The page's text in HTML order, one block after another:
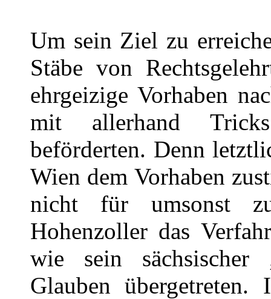
Um sein Ziel zu
Stäbe von
ehrgeizige Vorhaben
mit allerhand Tricks
beförderten. Denn
Wien dem Vorhaben
nicht für umsonst
Hohenzoller das
wie sein sächsischer
Glauben